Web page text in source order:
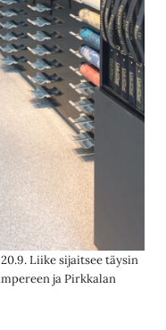
Liike sijaitsee täysin
ja Pirkkalan